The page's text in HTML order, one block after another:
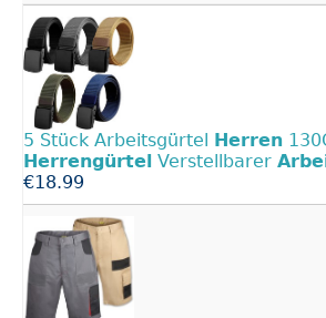
5 Stück Arbeitsgürtel Herren
Herrengürtel Verstellbarer
€18.99